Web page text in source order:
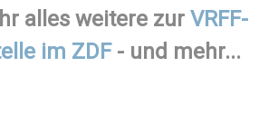
alles weitere zurVRFF-
im ZDF- und mehr...